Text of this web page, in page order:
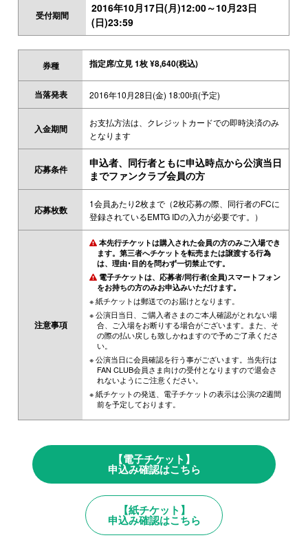
受付期間
2016年10月17日(月)12:00～10月23日
(日)23:59
券種 指定席/立見 1枚 ¥8,640(税込)
当落発表 2016年10月28日(金) 18:00頃(予定)
入金期間
お支払方法は、クレジットカードでの即時決済のみ
となります
応募条件
申込者、同行者ともに申込時点から公演当日
までファンクラブ会員の方
応募枚数
1会員あたり2枚まで（2枚応募の際、同行者のFCに
登録されているEMTG IDの入力が必要です。）
注意事項
本先行チケットは購入された会員の方のみご入場でき
ます。第三者へチケットを転売または譲渡する行為
は、理由･目的を問わず一切禁止です。
電子チケットは、応募者/同行者(全員)スマートフォン
をお持ちの方のみお申込みいただけます。
※ 紙チケットは郵送でのお届けとなります。
※ 公演日当日、ご購入者さまのご本人確認がとれない場
合、ご入場をお断りする場合がございます。また、そ
の際の払い戻しも致しかねますので予めご了承くださ
い。
※ 公演当日に会員確認を行う事がございます。当先行は
FAN CLUB会員さま向けの受付となりますので退会さ
れないようにご注意ください。
※ 紙チケットの発送、電子チケットの表示は公演の2週間
前を予定しております。
【電子チケット】
申込み確認はこちら
【紙チケット】
申込み確認はこちら